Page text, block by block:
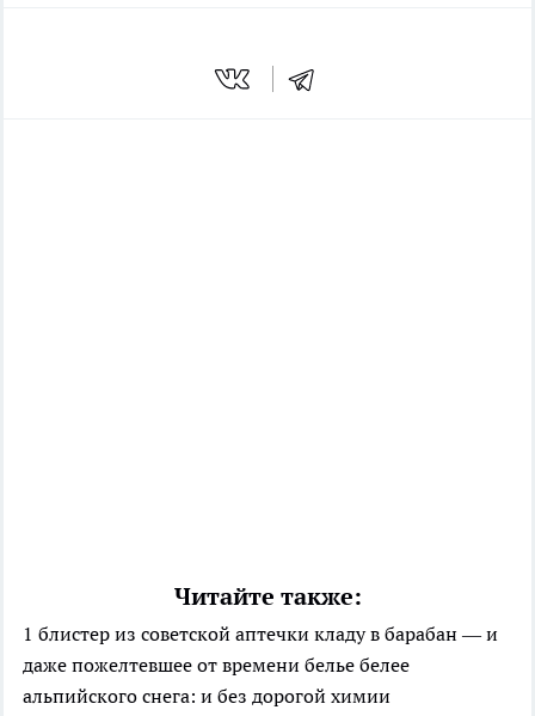
Читайте также:
1 блистер из советской аптечки кладу в барабан — и
даже пожелтевшее от времени белье белее
альпийского снега: и без дорогой химии